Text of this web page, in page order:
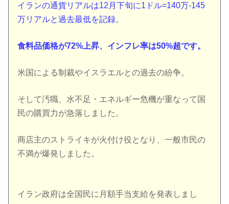
イランの通貨リアルは12月下旬に1ドル=140万-145
万リアルと過去最低を記録。
食料品価格が72%上昇、インフレ率は50%超です。
米国による制裁やイスラエルとの過去の紛争。
そして汚職、水不足・エネルギー危機が重なって国
民の購買力が急落しました。
商店主のストライキが火付け役となり、一般市民の
不満が爆発しました。
イラン政府は全国民に月額手当支給を発表しまし